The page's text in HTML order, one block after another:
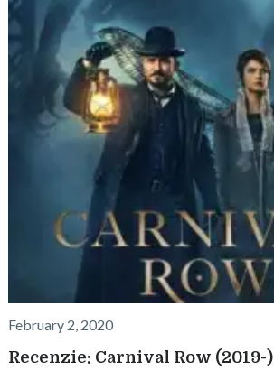
February 2, 2020
Recenzie: Carnival Row (2019-)